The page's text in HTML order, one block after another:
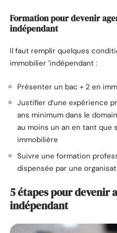
Formation pour devenir
indépendant
Il faut remplir quelques
immobilier ’indépendant :
Présenter un bac + 2 en
Justifier d’une expérience
ans minimum dans le
au moins un an en tant que
immobilière
Suivre une formation
dispensée par une
5 étapes pour devenir
indépendant